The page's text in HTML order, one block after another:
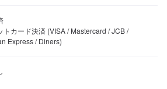
トカード決済 (VISA / Mastercard / JCB /
Express / Diners)